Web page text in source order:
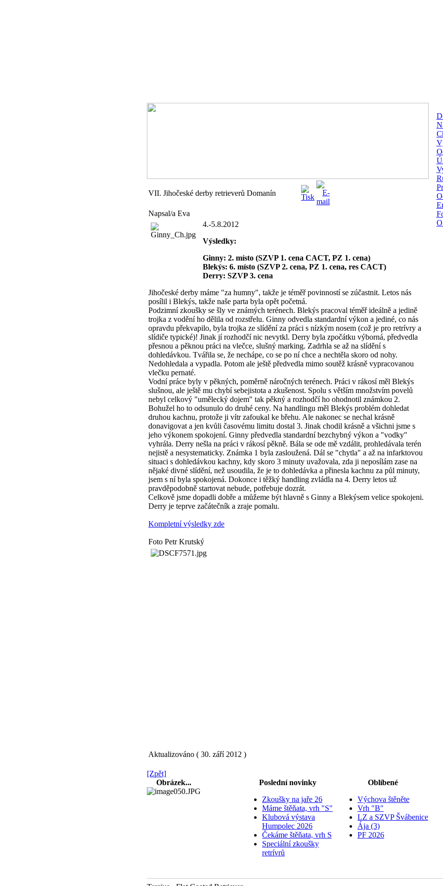
VII. Jihočeské derby retrieverů Domanín
Napsal/a Eva
4.-5.8.2012
Výsledky:
Ginny: 2. místo (SZVP 1. cena CACT, PZ 1. cena)
Blekýs: 6. místo (SZVP 2. cena, PZ 1. cena, res CACT)
Derry: SZVP 3. cena
Jihočeské derby máme "za humny", takže je téměř povinností se zúčastnit. Letos nás
posílil i Blekýs, takže naše parta byla opět početná.
Podzimní zkoušky se šly ve známých terénech. Blekýs pracoval téměř ideálně a jedině
trojka z vodění ho dělila od rozstřelu. Ginny odvedla standardní výkon a jediné, co nás
opravdu překvapilo, byla trojka ze slídění za práci s nízkým nosem (což je pro retrívry a
slídiče typické)! Jinak jí rozhodčí nic nevytkl. Derry byla zpočátku výborná, předvedla
přesnou a pěknou práci na vlečce, slušný marking. Zadrhla se až na slídění s
dohledávkou. Tvářila se, že nechápe, co se po ní chce a nechtěla skoro od nohy.
Nedohledala a vypadla. Potom ale ještě předvedla mimo soutěž krásně vypracovanou
vlečku pernaté.
Vodní práce byly v pěkných, poměrně náročných terénech. Práci v rákosí měl Blekýs
slušnou, ale ještě mu chybí sebejistota a zkušenost. Spolu s větším množstvím povelů
nebyl celkový "umělecký dojem" tak pěkný a rozhodčí ho ohodnotil známkou 2.
Bohužel ho to odsunulo do druhé ceny. Na handlingu měl Blekýs problém dohledat
druhou kachnu, protože ji vítr zafoukal ke břehu. Ale nakonec se nechal krásně
donavigovat a jen kvůli časovému limitu dostal 3. Jinak chodil krásně a všichni jsme s
jeho výkonem spokojení. Ginny předvedla standardní bezchybný výkon a "vodky"
vyhrála. Derry nešla na práci v rákosí pěkně. Bála se ode mě vzdálit, prohledávala terén
nejistě a nesystematicky. Známka 1 byla zasloužená. Dál se "chytla" a až na infarktovou
situaci s dohledávkou kachny, kdy skoro 3 minuty uvažovala, zda ji neposílám zase na
nějaké divné slídění, než usoudila, že je to dohledávka a přinesla kachnu za půl minuty,
jsem s ní byla spokojená. Dokonce i těžký handling zvládla na 4. Derry letos už
pravděpodobně startovat nebude, potřebuje dozrát.
Celkově jsme dopadli dobře a můžeme být hlavně s Ginny a Blekýsem velice spokojeni.
Derry je teprve začátečník a zraje pomalu.
Kompletní výsledky zde
Foto Petr Krutský
Aktualizováno ( 30. září 2012 )
[Zpět]
Obrázek...
Poslední novinky
Zkoušky na jaře 26
Máme štěňata, vrh "S"
Klubová výstava
Humpolec 2026
Čekáme štěňata, vrh S
Speciální zkoušky
retrívrů
Oblíbené
Výchova štěněte
Vrh "B"
LZ a SZVP Švábenice
Ája (3)
PF 2026